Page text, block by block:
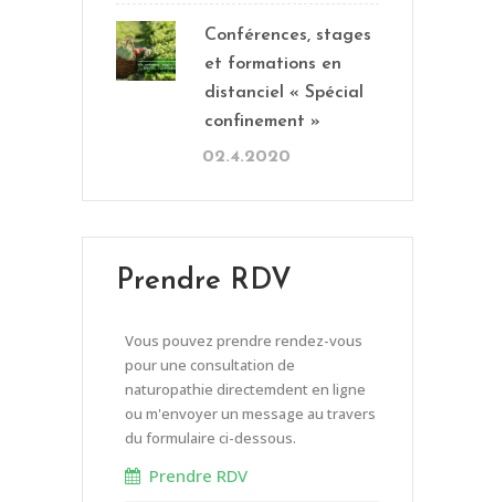
Conférences, stages
et formations en
distanciel « Spécial
confinement »
02.4.2020
Prendre RDV
Vous pouvez prendre rendez-vous
pour une consultation de
naturopathie directemdent en ligne
ou m'envoyer un message au travers
du formulaire ci-dessous.
Prendre RDV